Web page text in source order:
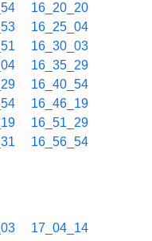
16_20_20
16_25_04
16_30_03
16_35_29
16_40_54
16_46_19
16_51_29
16_56_54
17_04_14